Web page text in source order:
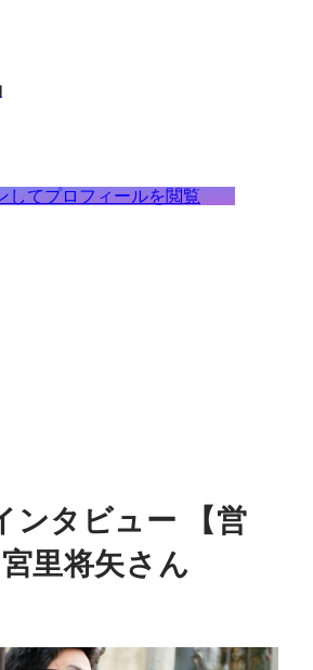
してプロフィールを閲覧
ンタビュー 【営
里将矢さん